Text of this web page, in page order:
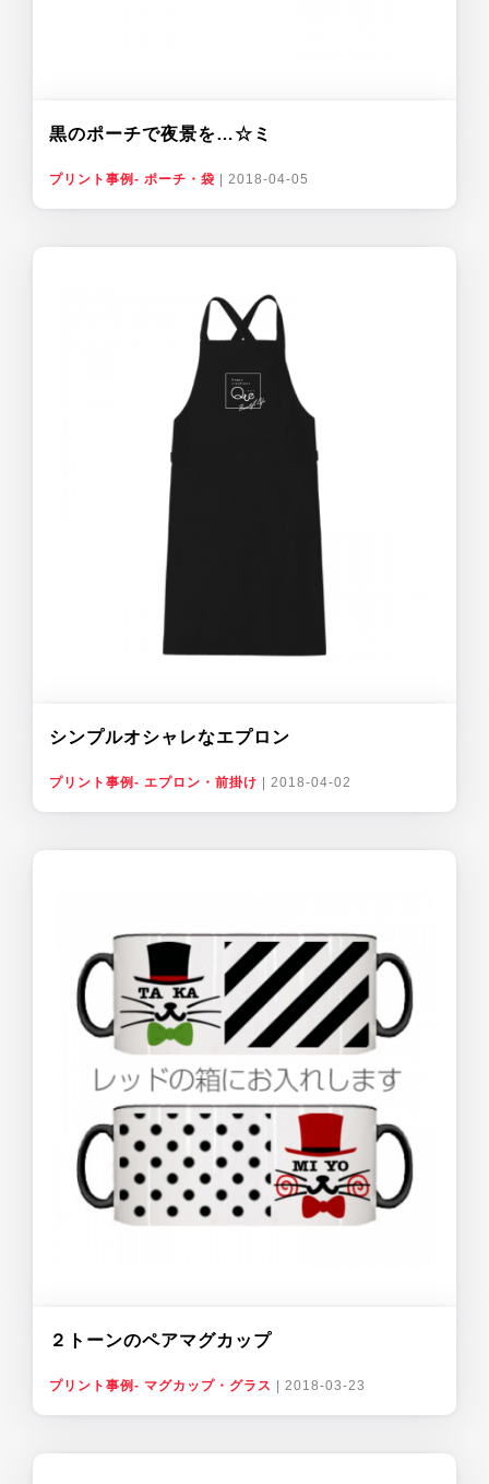
黒のポーチで夜景を…☆ミ
プリント事例- ポーチ・袋 2018-04-05
シンプルオシャレなエプロン
プリント事例- エプロン・前掛け 2018-04-02
２トーンのペアマグカップ
プリント事例- マグカップ・グラス 2018-03-23